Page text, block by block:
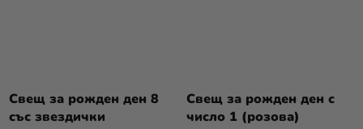
Свещ за рожден ден 8
със звездички
Свещ за рожден ден с
число 1 (розова)